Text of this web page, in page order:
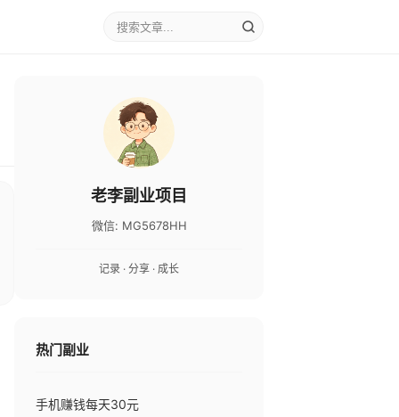
老李副业项目
微信: MG5678HH
记录 · 分享 · 成长
热门副业
手机赚钱每天30元